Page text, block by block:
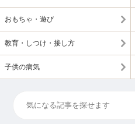
おもちゃ・遊び
教育・しつけ・接し方
子供の病気